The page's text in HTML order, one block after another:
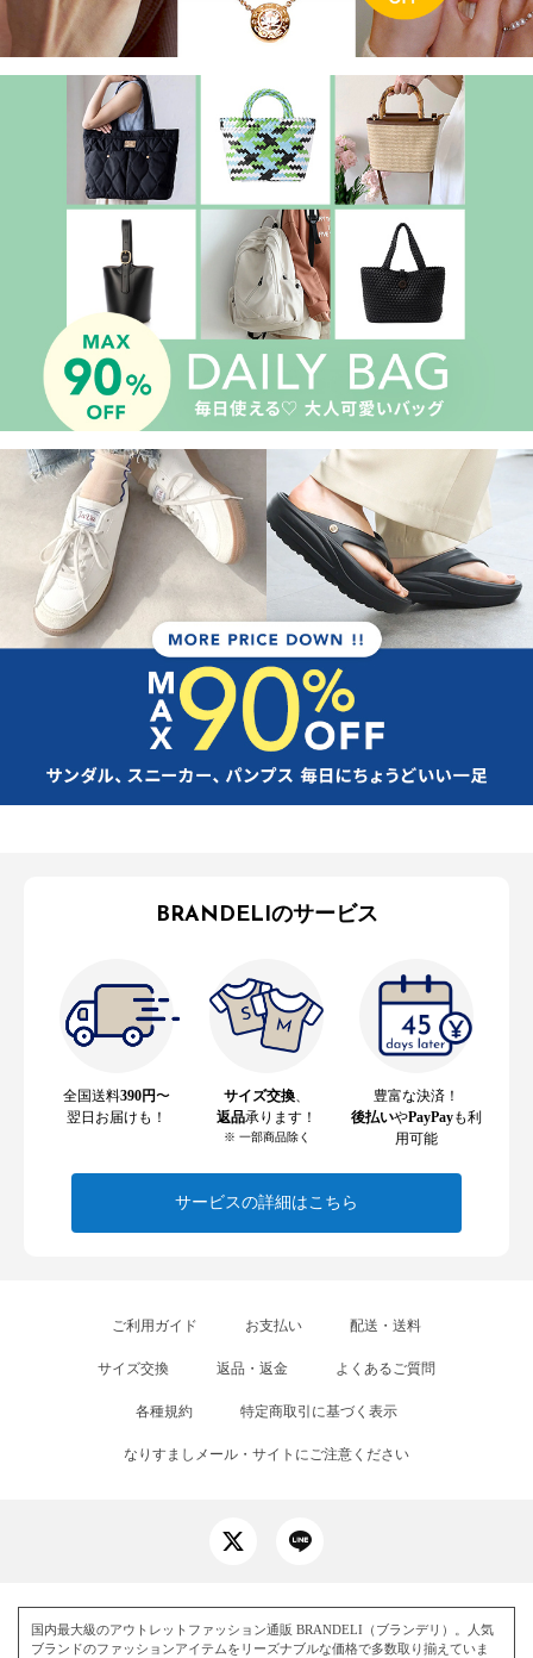
BRANDELIのサービス
全国送料390円〜
翌日お届けも！
サイズ交換
返品承ります！
※ 一部商品除く
豊富な決済！
後払いやPayPayも利
用可能
サービスの詳細はこちら
ご利用ガイド お支払い 配送・送料
サイズ交換 返品・返金 よくあるご質問
各種規約 特定商取引に基づく表示
なりすましメール・サイトにご注意ください
国内最大級のアウトレットファッション通販 BRANDELI（ブランデリ）。人気
ブランドのファッションアイテムをリーズナブルな価格で多数取り揃えていま